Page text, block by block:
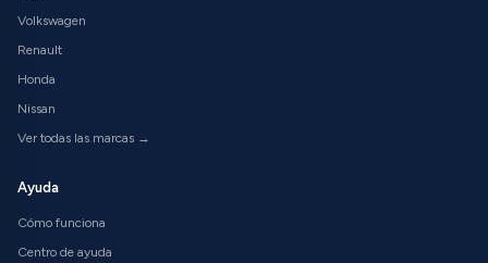
Volkswagen
Renault
Honda
Nissan
Ver todas las marcas →
Ayuda
Cómo funciona
Centro de ayuda